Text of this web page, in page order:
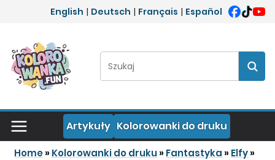
Przejdź do treści
English | Deutsch | Français | Español
Szukaj:
Artykuły Kolorowanki do druku
Home» Kolorowanki do druku» Fantastyka » Elfy»